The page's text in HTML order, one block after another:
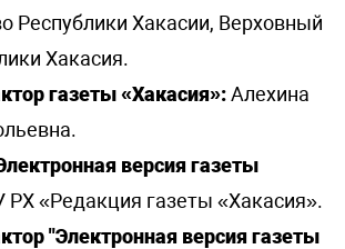
Республики Хакасии, Верховный
Хакасия.
газеты «Хакасия»:Алехина
версия газеты
РХ «Редакция газеты «Хакасия».
"Электронная версия газеты